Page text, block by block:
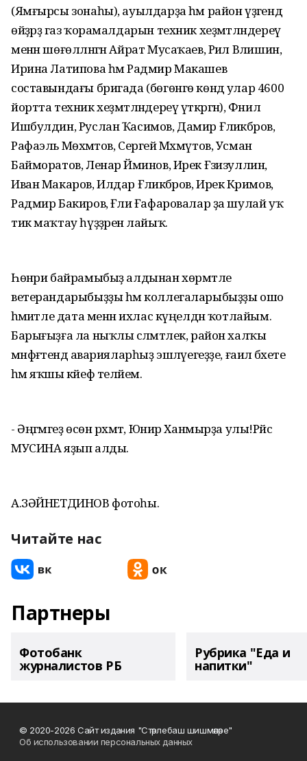
(Ямғырсы зонаһы), ауылдарҙа һәм район үҙәгендә
өйҙәрҙә газ ҡорамалдарын техник хеҙмәтләндереү
менән шөғөлләнгән Айрат Мусаҡаев, Рәил Вәлишин,
Ирина Латипова һәм Радмир Макашев
составындағы бригада (бөгөнгө көндә улар 4600
йортта техник хеҙмәтләндереү үткәргән), Фәнил
Ишбулдин, Руслан Ҡасимов, Дамир Ғәлиәкбәров,
Рафаэль Мөхәмәтов, Сергей Мәхмүтов, Усман
Байморатов, Ленар Йәминов, Ирек Ғәзизуллин,
Иван Макаров, Илдар Ғәлиәкбәров, Ирек Кәримов,
Радмир Бакиров, Ғәлиә Ғафаровалар ҙа шулай уҡ
тик маҡтау һүҙҙәренә лайыҡ.
Һөнәри байрамыбыҙ алдынан хөрмәтле
ветерандарыбыҙҙы һәм коллегаларыбыҙҙы ошо
әһәмиәтле дата менән ихлас күңелдән ҡотлайым.
Барығыҙға ла ныҡлы сәләмәтлек, район халҡы
мәнфәғәтендә аварияларһыҙ эшләүегеҙҙе, ғаилә бәхете
һәм яҡшы кәйеф теләйем.
- Әңгәмәгеҙ өсөн рәхмәт, Юнир Ханмырҙа улы!Рәйсә
МУСИНА яҙып алды.
А.ЗӘЙНЕТДИНОВ фотоһы.
Читайте нас
Партнеры
Фотобанк
журналистов РБ
Рубрика "Еда и
напитки"
© 2020-2026 Сайт издания "Стәрлебаш шишмәләре"
Об использовании персональных данных